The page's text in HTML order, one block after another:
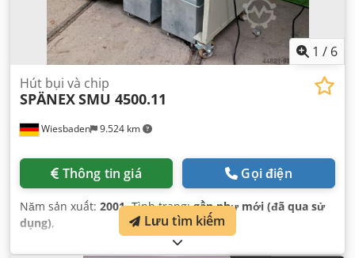
1 / 6
Wiesbaden 9.524 km
Hút bụi và chip
SPÄNEXSMU 4500.11
Thông tin giá Gọi điện
Năm sản xuất: 2001, Tình trạng:gần như mới (đã qua sử
dụng), Lưu tìm kiếm